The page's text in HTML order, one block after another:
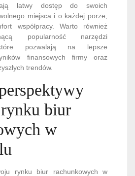
łatwy dostęp do swoich
miejsca i o każdej porze,
współpracy. Warto również
popularność narzędzi
pozwalają na lepsze
finansowych firmy oraz
trendów.
biur
w
rynku biur rachunkowych w